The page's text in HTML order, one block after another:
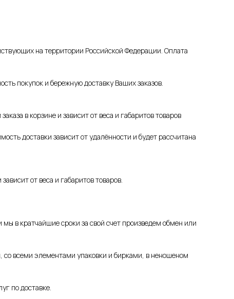
на территории Российской Федерации. Оплата
покупок и бережную доставку Ваших заказов.
в корзине и зависит от веса и габаритов товаров
доставки зависит от удалённости и будет рассчитана
от веса и габаритов товаров.
в кратчайшие сроки за свой счет произведем обмен или
всеми элементами упаковки и бирками, в неношеном
по доставке.